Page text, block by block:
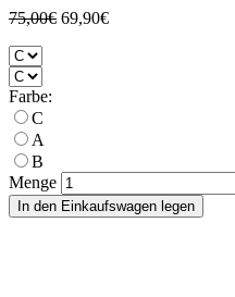
75,00€ 69,90€
Farbe:
C
A
B
Menge
In den Einkaufswagen legen